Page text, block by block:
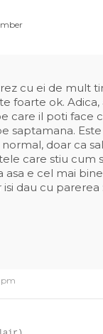
cu ei de mult
foarte ok.
care il poti face
saptamana.
doar ca
care stiu cum
asa e cel mai
dau cu parerea
pm